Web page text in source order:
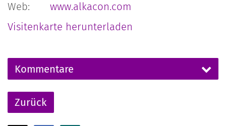
Web:
www.alkacon.com
Visitenkarte herunterladen
Kommentare
Zurück